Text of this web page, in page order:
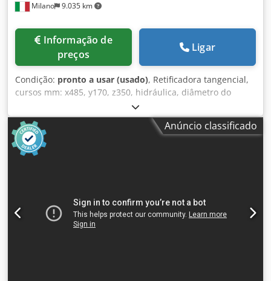
Milano 9.035 km
preços
Ligar
Condição: pronto a usar (usado), Retificadora tangencial,
cursos mm: x485, y170, z350, hidráulica, diâmetro do
rebolo 177,8 mm, 1,5 kW, 2800 rpm, com visualizador.
Crjdey N S Sqepfx Apmef
Anúncio classificado